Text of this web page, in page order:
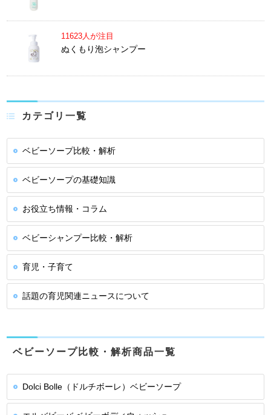
11623人が注目
ぬくもり泡シャンプー
カテゴリ一覧
ベビーソープ比較・解析
ベビーソープの基礎知識
お役立ち情報・コラム
ベビーシャンプー比較・解析
育児・子育て
話題の育児関連ニュースについて
ベビーソープ比較・解析商品一覧
Dolci Bolle（ドルチボーレ）ベビーソープ